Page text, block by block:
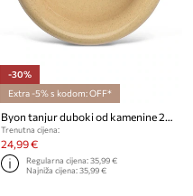
-30%
Extra -5% s kodom: OFF*
Byon tanjur duboki od kamenine 22,5 x 6 cm
Trenutna cijena:
24,99 €
Regularna cijena:35,99 €
Najniža cijena:35,99 €